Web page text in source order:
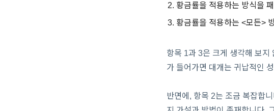
황금률을 적용하는 방식을
황금률을 적용하는 <모든>
항목 1과 3은 크게 생각해 보지
가 들어가면 대개는 귀납적인
반면에, 항목 2는 조금 복잡합